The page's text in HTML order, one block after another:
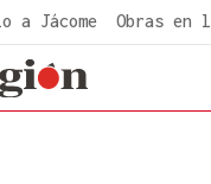
a Jácome Obras en